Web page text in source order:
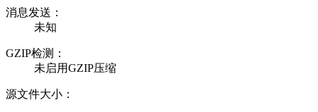
消息发送：
未知
GZIP检测：
未启用GZIP压缩
源文件大小：